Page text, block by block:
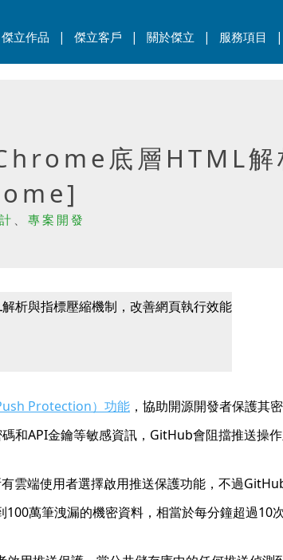
傑立作品 | 傑立客戶 | 關於傑立 | 服務項目 |
底層HTML解
、 專案開發
Protection）功能 ，協助開源開發者保護其
和API金鑰等敏感資訊，GitHub會阻擋推送操
雲端使用者選擇啟用推送保護功能，不過
萬筆洩漏的機密資料，相當於每分鐘超過10次